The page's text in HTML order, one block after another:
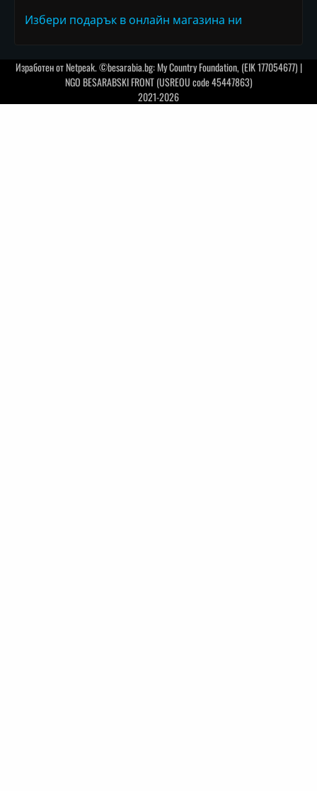
Избери подарък в онлайн магазина ни
Изработен отNetpeak. ©besarabia.bg: My Country Foundation, (EIK 177054677) |
NGO BESARABSKI FRONT (USREOU code 45447863)
2021-2026